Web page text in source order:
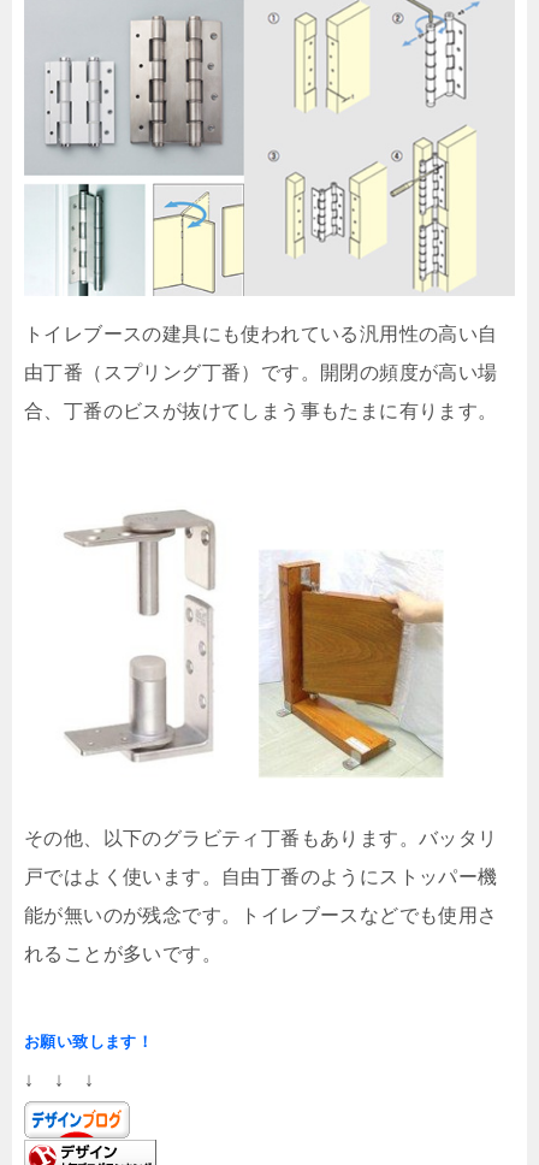
トイレブースの建具にも使われている汎用性の高い自
由丁番（スプリング丁番）です。開閉の頻度が高い場
合、丁番のビスが抜けてしまう事もたまに有ります。
その他、以下のグラビティ丁番もあります。バッタリ
戸ではよく使います。自由丁番のようにストッパー機
能が無いのが残念です。トイレブースなどでも使用さ
れることが多いです。
お願い致します！
↓ ↓ ↓